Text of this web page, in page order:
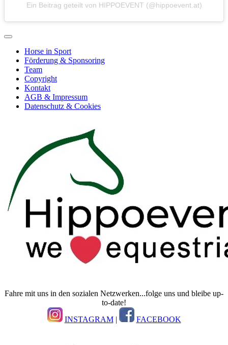
Ein Beitrag geteilt von HIPPOEVENT (@hippoevent.at)
Horse in Sport
Förderung & Sponsoring
Team
Copyright
Kontakt
AGB & Impressum
Datenschutz & Cookies
Fahre mit uns in den sozialen Netzwerken...folge uns und bleibe up-
to-date!
INSTAGRAM| FACEBOOK